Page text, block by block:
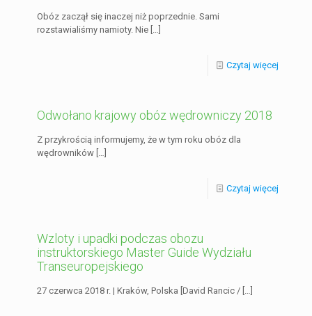
Obóz zaczął się inaczej niż poprzednie. Sami
rozstawialiśmy namioty. Nie […]
Czytaj więcej
Odwołano krajowy obóz wędrowniczy 2018
Z przykrością informujemy, że w tym roku obóz dla
wędrowników […]
Czytaj więcej
Wzloty i upadki podczas obozu
instruktorskiego Master Guide Wydziału
Transeuropejskiego
27 czerwca 2018 r. | Kraków, Polska [David Rancic / […]